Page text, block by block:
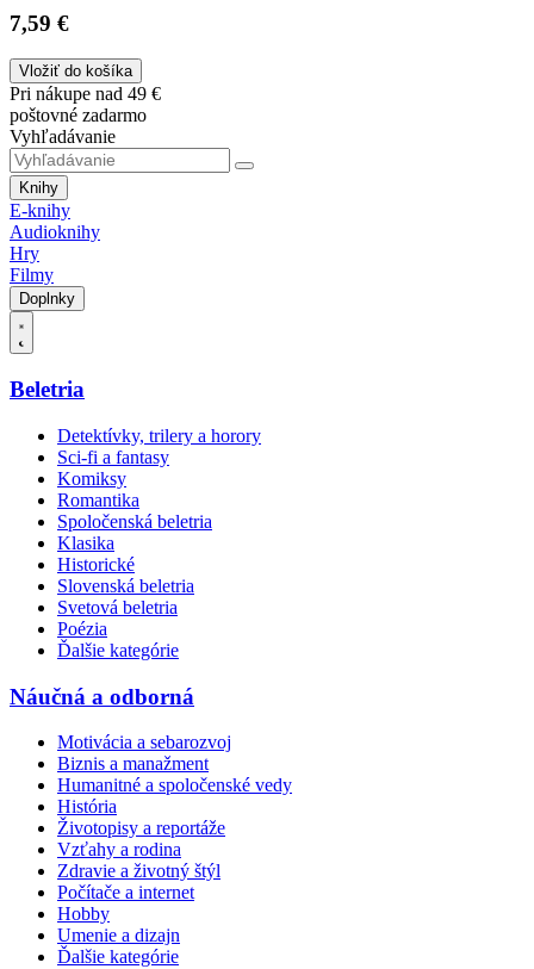
7,59 €
Vložiť do košíka
Pri nákupe nad 49 €
poštovné zadarmo
Vyhľadávanie
Knihy
E-knihy
Audioknihy
Hry
Filmy
Doplnky
Beletria
Detektívky, trilery a horory
Sci-fi a fantasy
Komiksy
Romantika
Spoločenská beletria
Klasika
Historické
Slovenská beletria
Svetová beletria
Poézia
Ďalšie kategórie
Náučná a odborná
Motivácia a sebarozvoj
Biznis a manažment
Humanitné a spoločenské vedy
História
Životopisy a reportáže
Vzťahy a rodina
Zdravie a životný štýl
Počítače a internet
Hobby
Umenie a dizajn
Ďalšie kategórie